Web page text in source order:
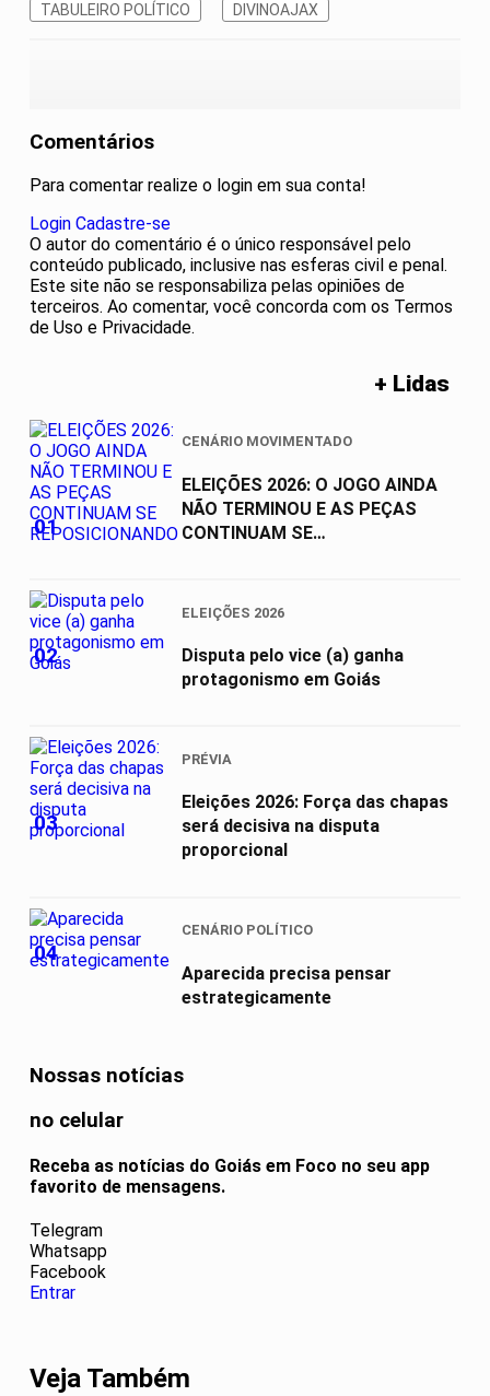
TABULEIRO POLÍTICO DIVINOAJAX
Comentários
Para comentar realize o login em sua conta!
Login Cadastre-se
O autor do comentário é o único responsável pelo
conteúdo publicado, inclusive nas esferas civil e penal.
Este site não se responsabiliza pelas opiniões de
terceiros. Ao comentar, você concorda com os Termos
de Uso e Privacidade.
+ Lidas
01
CENÁRIO MOVIMENTADO
ELEIÇÕES 2026: O JOGO AINDA
NÃO TERMINOU E AS PEÇAS
CONTINUAM SE
02
ELEIÇÕES 2026
Disputa pelo vice (a) ganha
protagonismo em Goiás
03
PRÉVIA
Eleições 2026: Força das chapas
será decisiva na disputa
proporcional
04
CENÁRIO POLÍTICO
Aparecida precisa pensar
estrategicamente
Nossas notícias
no celular
Receba as notícias do Goiás em Foco no seu app
favorito de mensagens.
Telegram
Whatsapp
Facebook
Entrar
Veja Também